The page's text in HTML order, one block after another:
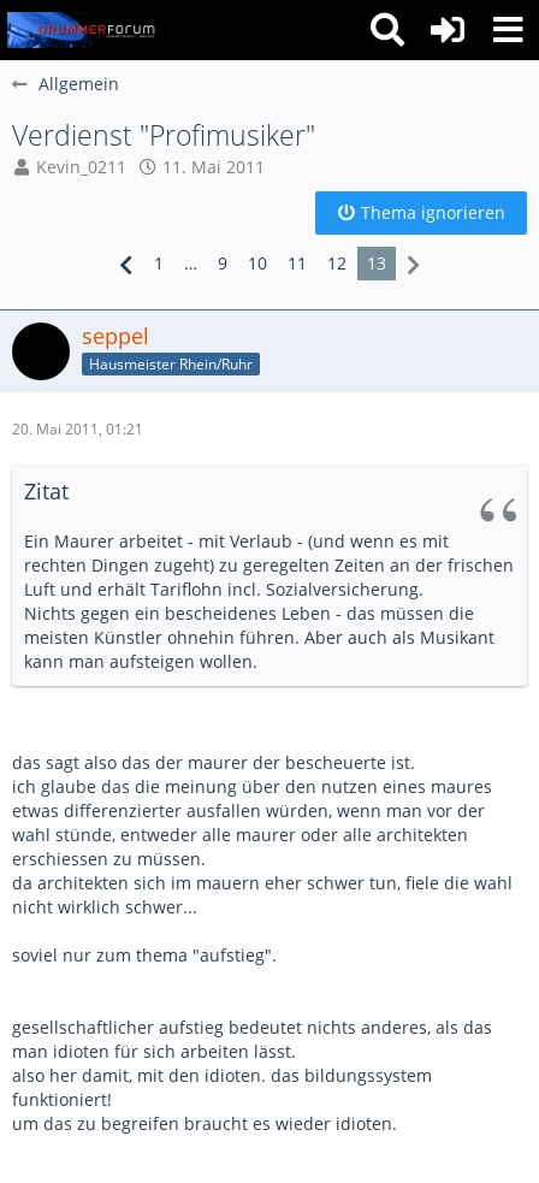
Allgemein
Verdienst "Profimusiker"
Kevin_0211
11. Mai 2011
Thema ignorieren
1 … 9 10 11 12 13
seppel
Hausmeister Rhein/Ruhr
20. Mai 2011, 01:21
Zitat
Ein Maurer arbeitet - mit Verlaub - (und wenn es mit
rechten Dingen zugeht) zu geregelten Zeiten an der frischen
Luft und erhält Tariflohn incl. Sozialversicherung.
Nichts gegen ein bescheidenes Leben - das müssen die
meisten Künstler ohnehin führen. Aber auch als Musikant
kann man aufsteigen wollen.
das sagt also das der maurer der bescheuerte ist.
ich glaube das die meinung über den nutzen eines maures
etwas differenzierter ausfallen würden, wenn man vor der
wahl stünde, entweder alle maurer oder alle architekten
erschiessen zu müssen.
da architekten sich im mauern eher schwer tun, fiele die wahl
nicht wirklich schwer...
soviel nur zum thema "aufstieg".
gesellschaftlicher aufstieg bedeutet nichts anderes, als das
man idioten für sich arbeiten lässt.
also her damit, mit den idioten. das bildungssystem
funktioniert!
um das zu begreifen braucht es wieder idioten.